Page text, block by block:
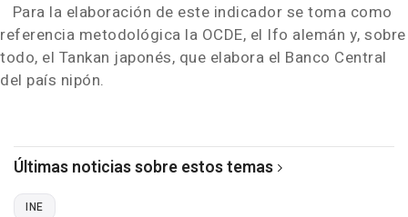
Para la elaboración de este indicador se toma como
referencia metodológica la OCDE, el Ifo alemán y, sobre
todo, el Tankan japonés, que elabora el Banco Central
del país nipón.
Últimas noticias sobre estos temas
INE